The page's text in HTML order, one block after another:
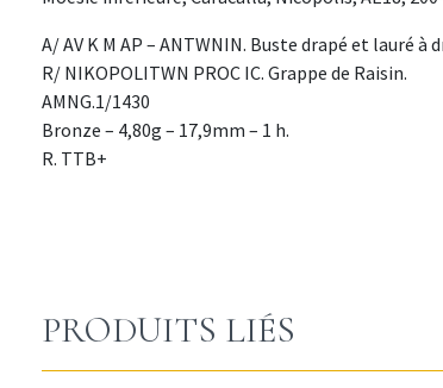
A/ AV K M AP – ANTWNIN. Buste drapé et lauré à
R/ NIKOPOLITWN PROC IC. Grappe de Raisin.
AMNG.1/1430
Bronze – 4,80g – 17,9mm – 1 h.
R. TTB+
PRODUITS LIÉS